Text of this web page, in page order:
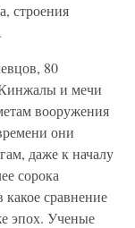
строения
80
и мечи
вооружения
они
даже к началу
сорока
сравнение
эпох. Ученые